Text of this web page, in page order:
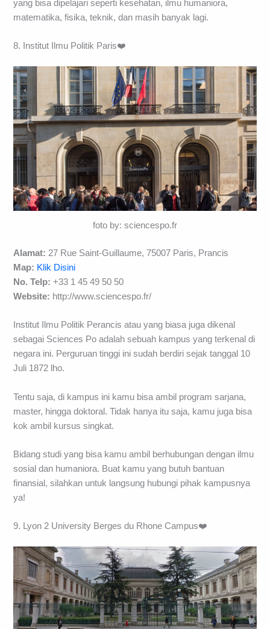
yang bisa dipelajari seperti kesehatan, ilmu humaniora,
matematika, fisika, teknik, dan masih banyak lagi.
8. Institut Ilmu Politik Paris❤️
foto by: sciencespo.fr
Alamat: 27 Rue Saint-Guillaume, 75007 Paris, Prancis
Map: Klik Disini
No. Telp:+33 1 45 49 50 50
Website: http://www.sciencespo.fr/
Institut Ilmu Politik Perancis atau yang biasa juga dikenal
sebagai Sciences Po adalah sebuah kampus yang terkenal di
negara ini. Perguruan tinggi ini sudah berdiri sejak tanggal 10
Juli 1872 lho.
Tentu saja, di kampus ini kamu bisa ambil program sarjana,
master, hingga doktoral. Tidak hanya itu saja, kamu juga bisa
kok ambil kursus singkat.
Bidang studi yang bisa kamu ambil berhubungan dengan ilmu
sosial dan humaniora. Buat kamu yang butuh bantuan
finansial, silahkan untuk langsung hubungi pihak kampusnya
ya!
9. Lyon 2 University Berges du Rhone Campus❤️